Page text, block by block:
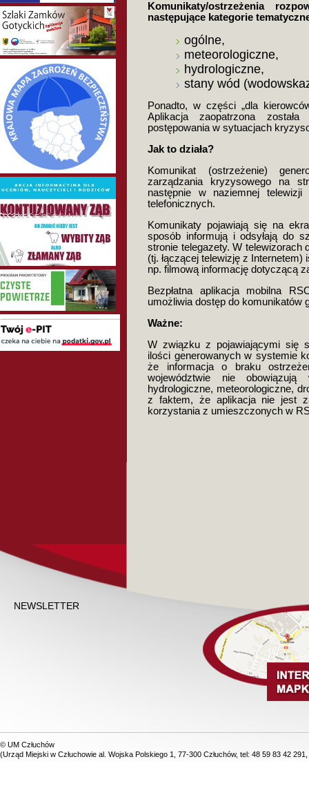
Komunikaty/ostrzeżenia
następujące kategorie
ogólne,
meteorologiczne,
hydrologiczne,
stany wód
Ponadto, w części „dla
Aplikacja zaopatrzona
postępowania w sytuacjach
Jak to działa?
Komunikat (ostrzeżenie)
zarządzania kryzysowego na
następnie w naziemnej
telefonicznych.
Komunikaty pojawiają się na
sposób informują i odsyłają do
stronie telegazety. W telewizorach
(tj. łączącej telewizję z
np. filmową informację dotyczącą
Bezpłatna aplikacja mobilna
umożliwia dostęp do komunikatów
Ważne:
W związku z pojawiającymi się
ilości generowanych w systemie
że informacja o braku
województwie nie
hydrologiczne, meteorologiczne,
z faktem, że aplikacja nie jest
korzystania z umieszczonych w
NEWSLETTER
© UM Człuchów
(Urząd Miejski w Człuchowie al. Wojska Polskiego 1, 77-300 Człuchów, tel: 48 59 83 42